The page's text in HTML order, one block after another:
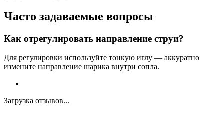
Часто задаваемые вопросы
Как отрегулировать направление струи?
Для регулировки используйте тонкую иглу — аккуратно
измените направление шарика внутри сопла.
Загрузка отзывов...